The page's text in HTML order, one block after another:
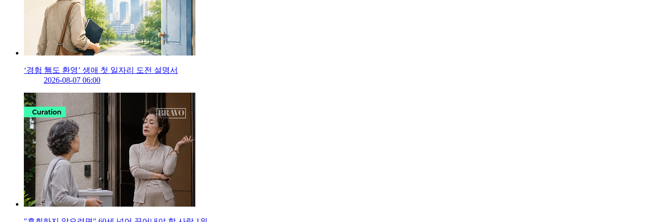
‘경험 無도 환영’ 생애 첫 일자리 도전 설명서
2026-08-07 06:00